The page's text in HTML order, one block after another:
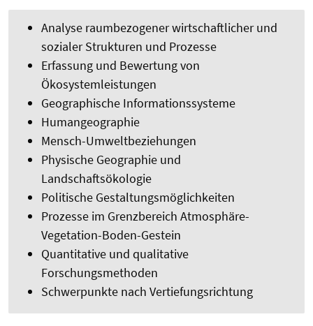
Analyse raumbezogener wirtschaftlicher und
sozialer Strukturen und Prozesse
Erfassung und Bewertung von
Ökosystemleistungen
Geographische Informationssysteme
Humangeographie
Mensch-Umweltbeziehungen
Physische Geographie und
Landschaftsökologie
Politische Gestaltungsmöglichkeiten
Prozesse im Grenzbereich Atmosphäre-
Vegetation-Boden-Gestein
Quantitative und qualitative
Forschungsmethoden
Schwerpunkte nach Vertiefungsrichtung